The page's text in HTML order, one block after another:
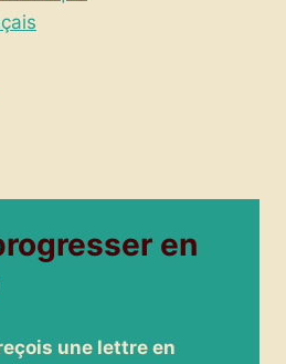
en
une lettre en